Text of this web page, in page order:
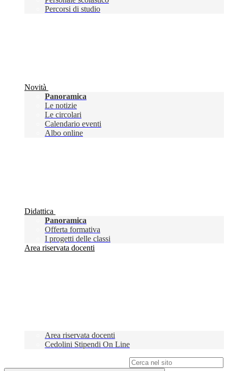
Percorsi di studio
Novità
Panoramica
Le notizie
Le circolari
Calendario eventi
Albo online
Didattica
Panoramica
Offerta formativa
I progetti delle classi
Area riservata docenti
Area riservata docenti
Cedolini Stipendi On Line